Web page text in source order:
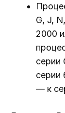
G, J,
2000
серии
серии
— к